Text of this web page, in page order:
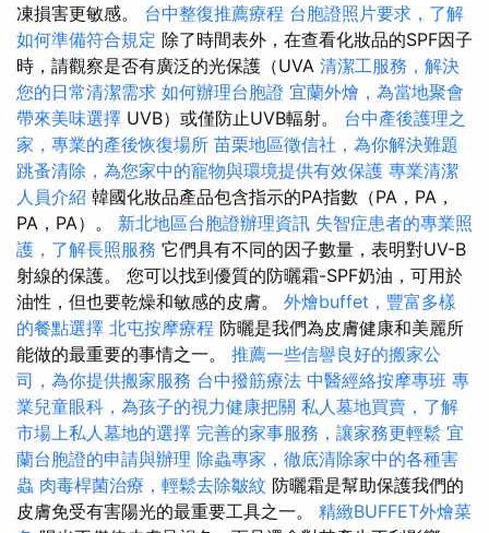
凍損害更敏感。 台中整復推薦療程 台胞證照片要求，了解
如何準備符合規定 除了時間表外，在查看化妝品的SPF因子
時，請觀察是否有廣泛的光保護（UVA 清潔工服務，解決
您的日常清潔需求 如何辦理台胞證 宜蘭外燴，為當地聚會
帶來美味選擇 UVB）或僅防止UVB輻射。 台中產後護理之
家，專業的產後恢復場所 苗栗地區徵信社，為你解決難題
跳蚤清除，為您家中的寵物與環境提供有效保護 專業清潔
人員介紹 韓國化妝品產品包含指示的PA指數（PA，PA，
PA，PA）。 新北地區台胞證辦理資訊 失智症患者的專業照
護，了解長照服務 它們具有不同的因子數量，表明對UV-B
射線的保護。 您可以找到優質的防曬霜-SPF奶油，可用於
油性，但也要乾燥和敏感的皮膚。 外燴buffet，豐富多樣
的餐點選擇 北屯按摩療程 防曬是我們為皮膚健康和美麗所
能做的最重要的事情之一。 推薦一些信譽良好的搬家公
司，為你提供搬家服務 台中撥筋療法 中醫經絡按摩專班 專
業兒童眼科，為孩子的視力健康把關 私人墓地買賣，了解
市場上私人墓地的選擇 完善的家事服務，讓家務更輕鬆 宜
蘭台胞證的申請與辦理 除蟲專家，徹底清除家中的各種害
蟲 肉毒桿菌治療，輕鬆去除皺紋 防曬霜是幫助保護我們的
皮膚免受有害陽光的最重要工具之一。 精緻BUFFET外燴菜